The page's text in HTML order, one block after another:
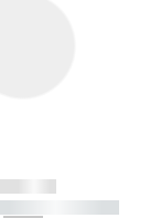
-----------